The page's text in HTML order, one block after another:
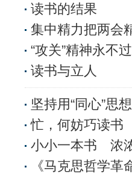
读书的结果
集中精力把两会
“攻关”精神永不
读书与立人
坚持用“同心”思
忙，何妨巧读书
小小一本书 浓
《马克思哲学革